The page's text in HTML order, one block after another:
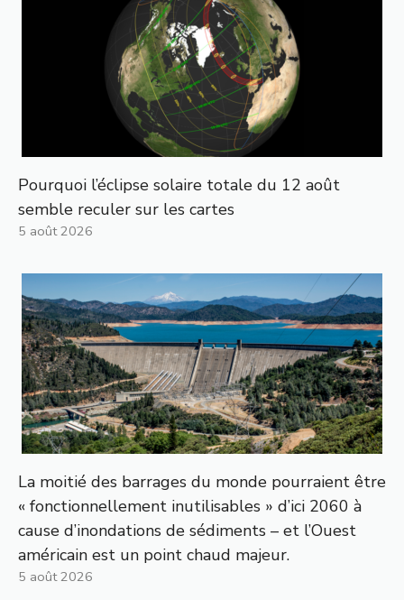
Pourquoi l’éclipse solaire totale du 12 août
semble reculer sur les cartes
5 août 2026
La moitié des barrages du monde pourraient être
« fonctionnellement inutilisables » d’ici 2060 à
cause d’inondations de sédiments – et l’Ouest
américain est un point chaud majeur.
5 août 2026